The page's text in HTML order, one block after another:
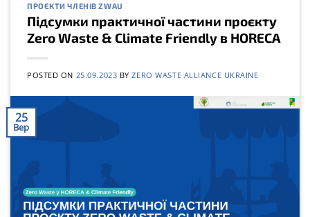
ПРОЄКТИ ЧЛЕНІВ ZWAU
Підсумки практичної частини проєкту
Zero Waste & Climate Friendly в HORECA
POSTED ON 25.09.2023 BYZERO WASTE ALLIANCE UKRAINE
25
Вер